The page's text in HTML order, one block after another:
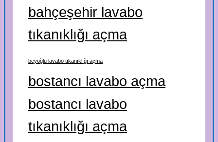
bahçeşehir lavabo
tıkanıklığı açma
beyoğlu lavabo tıkanıklığı açma
bostancı lavabo açma
bostancı lavabo
tıkanıklığı açma